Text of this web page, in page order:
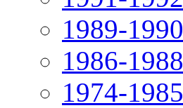
1989-1990
1986-1988
1974-1985